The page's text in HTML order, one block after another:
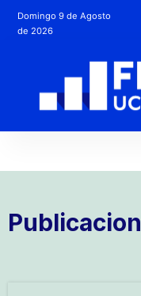
Domingo 9 de Agosto
de 2026